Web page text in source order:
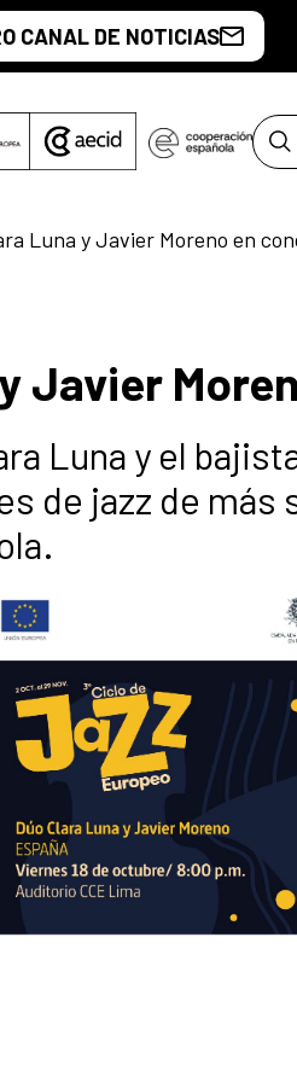
CANAL DE NOTICIAS
Luna y Javier Moreno en
Javier
Luna y el
de jazz de